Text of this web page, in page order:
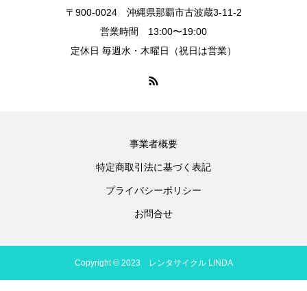
〒900-0024 沖縄県那覇市古波蔵3-11-2
営業時間 13:00〜19:00
定休日 毎週水・木曜日（祝日は営業）
事業者概要
特定商取引法に基づく表記
プライバシーポリシー
お問合せ
Copyright © 2023 レンタサイクル LINDA